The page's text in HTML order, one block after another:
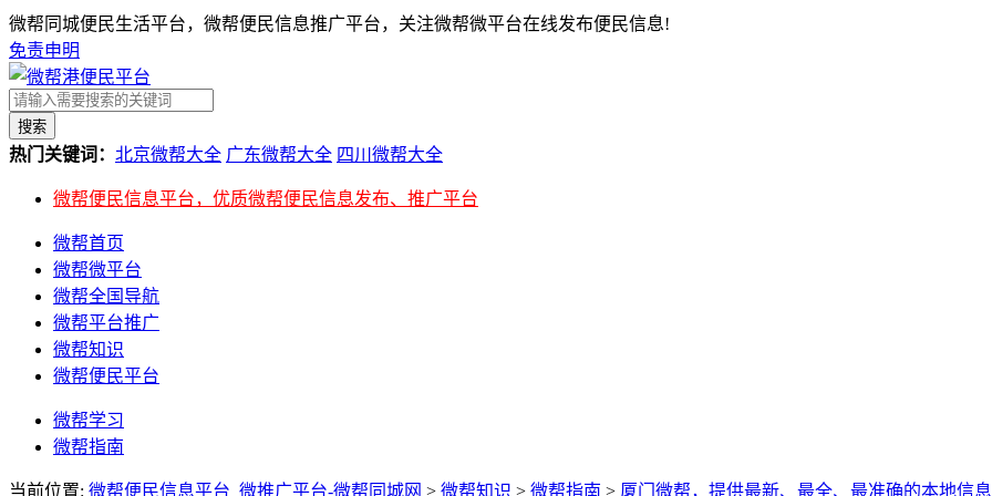
微帮同城便民生活平台，微帮便民信息推广平台，关注微帮微平台在线发布便民信息!
免责申明
搜索
热门关键词： 北京微帮大全 广东微帮大全 四川微帮大全
微帮便民信息平台，优质微帮便民信息发布、推广平台
微帮首页
微帮微平台
微帮全国导航
微帮平台推广
微帮知识
微帮便民平台
微帮学习
微帮指南
当前位置: 微帮便民信息平台_微推广平台-微帮同城网 > 微帮知识 > 微帮指南 > 厦门微帮，提供最新、最全、最准确的本地信息